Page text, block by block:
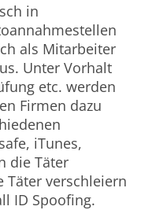
in
als Mitarbeiter
Unter Vorhalt
etc. werden
Firmen dazu
iTunes,
die Täter
verschleiern
ID Spoofing.